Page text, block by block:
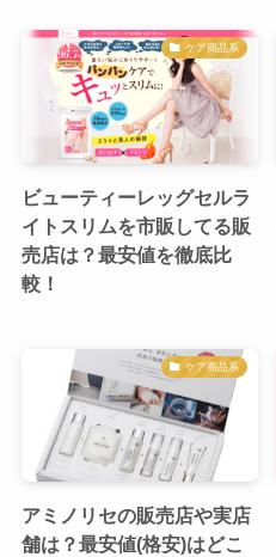
ケア商品系
ビューティーレッグセルラ
イトスリムを市販してる販
売店は？最安値を徹底比
較！
ケア商品系
アミノリセの販売店や実店
舗は？最安値(格安)はどこ